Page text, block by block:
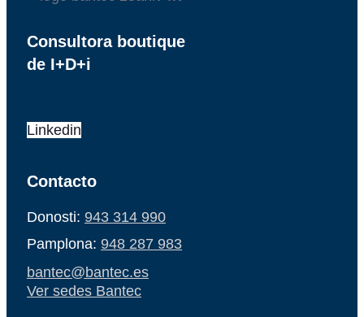
Consultora boutique
de I+D+i
Linkedin
Contacto
Donosti: 943 314 990
Pamplona: 948 287 983
bantec@bantec.es
Ver sedes Bantec